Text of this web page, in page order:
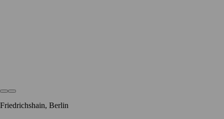
Friedrichshain, Berlin